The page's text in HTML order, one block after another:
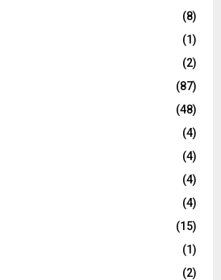
(8)
(1)
(2)
(87)
(48)
(4)
(4)
(4)
(4)
(15)
(1)
(2)